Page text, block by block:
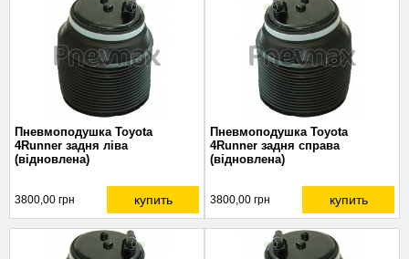
Пневмоподушка Toyota
4Runner задня ліва
(відновлена)
3800,00 грн купить
Пневмоподушка Toyota
4Runner задня справа
(відновлена)
3800,00 грн купить